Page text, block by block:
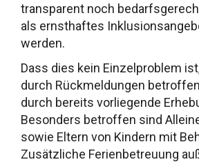
transparent noch
als ernsthaftes
werden.
Dass dies kein Einzelproblem
durch Rückmeldungen
durch bereits vorliegende
Besonders betroffen sind
sowie Eltern von Kindern mit
Zusätzliche Ferienbetreuung